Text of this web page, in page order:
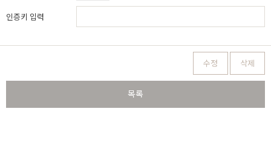
인증키 입력
수정 삭제
목록